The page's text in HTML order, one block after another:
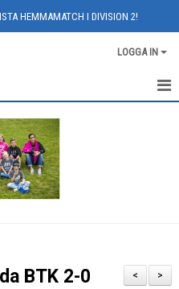
HEMMAMATCH I DIVISION 2!
LOGGA IN
>
<
BTK 2-0